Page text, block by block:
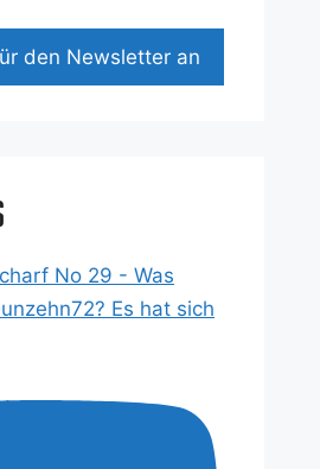
den News­let­ter an
No 29 - Was
Es hat sich